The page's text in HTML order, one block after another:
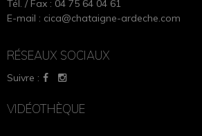
Tél. / Fax : 04 75 64 04 61
E-mail : cica@chataigne-ardeche.com
RÉSEAUX SOCIAUX
Suivre :
VIDÉOTHÈQUE